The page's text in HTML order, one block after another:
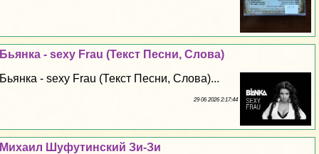
Бьянка - sехy Frau (Текст Песни, Слова)
Бьянка - sехy Frau (Текст Песни, Слова)...
29 06 2026 2:17:44
Михаил Шуфутинский Зи-Зи